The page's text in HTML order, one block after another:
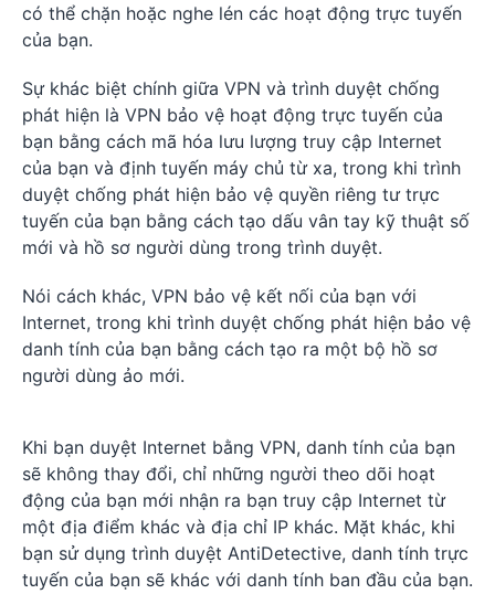
có thể chặn hoặc nghe lén các hoạt động trực tuyến
của bạn.
Sự khác biệt chính giữa VPN và trình duyệt chống
phát hiện là VPN bảo vệ hoạt động trực tuyến của
bạn bằng cách mã hóa lưu lượng truy cập Internet
của bạn và định tuyến máy chủ từ xa, trong khi trình
duyệt chống phát hiện bảo vệ quyền riêng tư trực
tuyến của bạn bằng cách tạo dấu vân tay kỹ thuật số
mới và hồ sơ người dùng trong trình duyệt.
Nói cách khác, VPN bảo vệ kết nối của bạn với
Internet, trong khi trình duyệt chống phát hiện bảo vệ
danh tính của bạn bằng cách tạo ra một bộ hồ sơ
người dùng ảo mới.
Khi bạn duyệt Internet bằng VPN, danh tính của bạn
sẽ không thay đổi, chỉ những người theo dõi hoạt
động của bạn mới nhận ra bạn truy cập Internet từ
một địa điểm khác và địa chỉ IP khác. Mặt khác, khi
bạn sử dụng trình duyệt AntiDetective, danh tính trực
tuyến của bạn sẽ khác với danh tính ban đầu của bạn.